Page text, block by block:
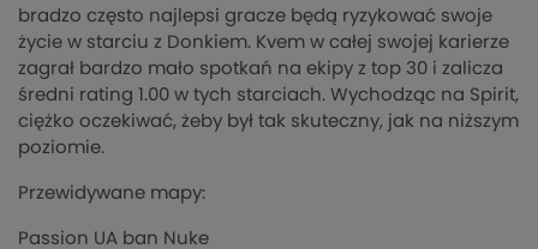
bradzo często najlepsi gracze będą ryzykować swoje
życie w starciu z Donkiem. Kvem w całej swojej karierze
zagrał bardzo mało spotkań na ekipy z top 30 i zalicza
średni rating 1.00 w tych starciach. Wychodząc na Spirit,
ciężko oczekiwać, żeby był tak skuteczny, jak na niższym
poziomie.
Przewidywane mapy:
Passion UA ban Nuke